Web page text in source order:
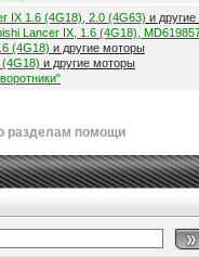
IX 1.6 (4G18), 2.0 (4G63) и
Lancer IX, 1.6 (4G18),
(4G18) и другие моторы
(4G18) и другие моторы
разделам помощи